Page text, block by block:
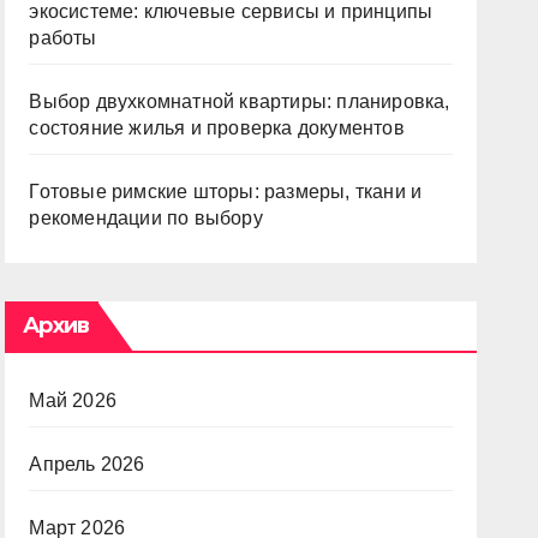
экосистеме: ключевые сервисы и принципы
работы
Выбор двухкомнатной квартиры: планировка,
состояние жилья и проверка документов
Готовые римские шторы: размеры, ткани и
рекомендации по выбору
Архив
Май 2026
Апрель 2026
Март 2026